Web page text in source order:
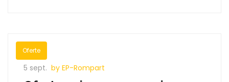
Oferte
5 sept. by EP-Rompart